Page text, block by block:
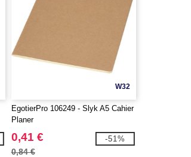
W32
EgotierPro 106249 - Slyk A5 Cahier
Planer
0,41 €
0,84 €
-51%